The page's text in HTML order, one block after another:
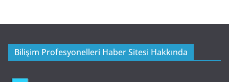
Bilişim Profesyonelleri Haber Sitesi Hakkında